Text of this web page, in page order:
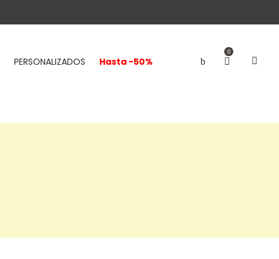
0
PERSONALIZADOS
Hasta -50%